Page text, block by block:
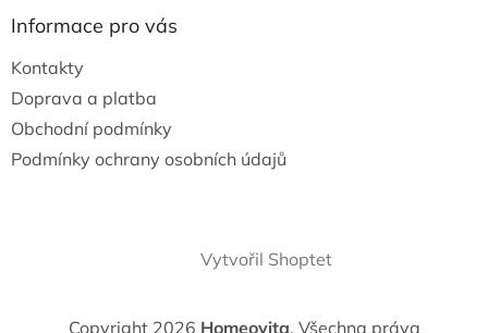
Informace pro vás
Kontakty
Doprava a platba
Obchodní podmínky
Podmínky ochrany osobních údajů
Vytvořil Shoptet
Copyright 2026 Homeovita. Všechna práva